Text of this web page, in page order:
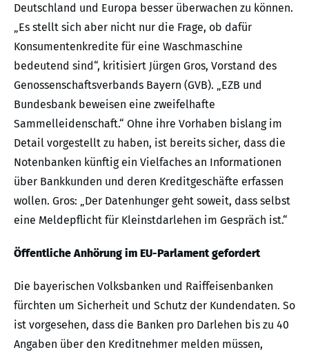
Deutschland und Europa besser überwachen zu können.
„Es stellt sich aber nicht nur die Frage, ob dafür
Konsumentenkredite für eine Waschmaschine
bedeutend sind“, kritisiert Jürgen Gros, Vorstand des
Genossenschaftsverbands Bayern (GVB). „EZB und
Bundesbank beweisen eine zweifelhafte
Sammelleidenschaft.“ Ohne ihre Vorhaben bislang im
Detail vorgestellt zu haben, ist bereits sicher, dass die
Notenbanken künftig ein Vielfaches an Informationen
über Bankkunden und deren Kreditgeschäfte erfassen
wollen. Gros: „Der Datenhunger geht soweit, dass selbst
eine Meldepflicht für Kleinstdarlehen im Gespräch ist.“
Öffentliche Anhörung im EU-Parlament gefordert
Die bayerischen Volksbanken und Raiffeisenbanken
fürchten um Sicherheit und Schutz der Kundendaten. So
ist vorgesehen, dass die Banken pro Darlehen bis zu 40
Angaben über den Kreditnehmer melden müssen,